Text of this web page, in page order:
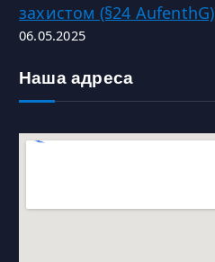
захистом (§24 AufenthG)
06.05.2025
Наша адреса